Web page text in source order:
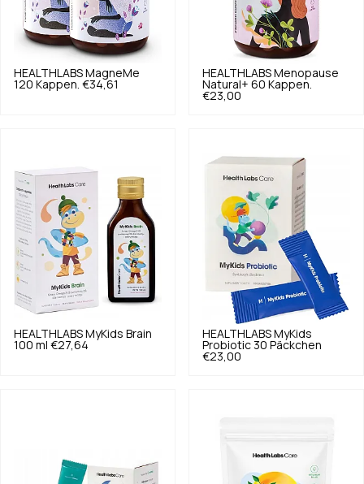
HEALTHLABS MagneMe
120 Kappen. €34,61
HEALTHLABS Menopause
Natural+ 60 Kappen.
€23,00
HEALTHLABS MyKids Brain
100 ml €27,64
HEALTHLABS MyKids
Probiotic 30 Päckchen
€23,00